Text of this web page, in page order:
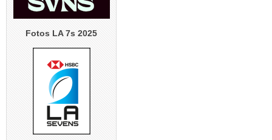
Fotos LA 7s 2025